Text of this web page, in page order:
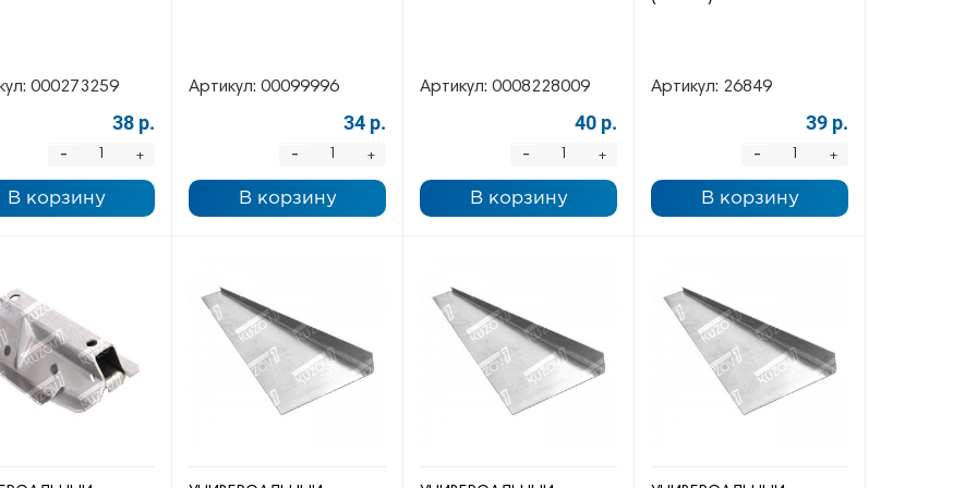
000273259
38 р.
+
-
В корзину
Артикул: 00099996
34 р.
+
-
В корзину
Артикул: 0008228009
40 р.
+
-
В корзину
Артикул: 26849
39 р.
+
-
В корзину